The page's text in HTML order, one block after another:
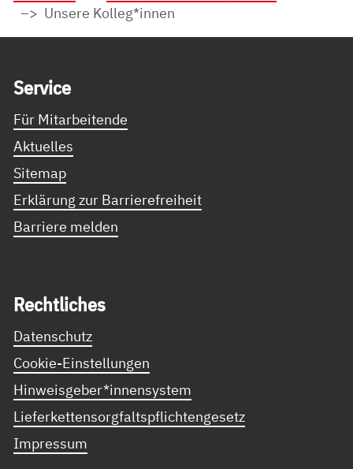
Unsere Kolleg*innen
Ser­vice
Für Mitarbeitende
Aktuelles
Sitemap
Erklärung zur Barrierefreiheit
Barriere melden
Recht­li­ches
Datenschutz
Cookie-Einstellungen
Hinweisgeber*innensystem
Lieferkettensorgfaltspflichtengesetz
Impressum